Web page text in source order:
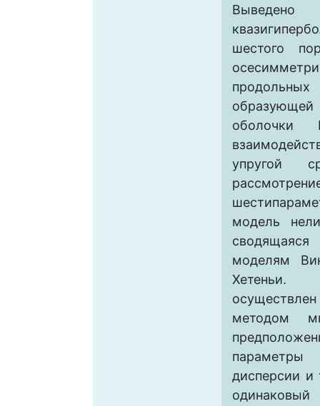
Выведено
шестого
оболочки
упругой
модель
моделям
Хетеньи.
методом
дисперсии и